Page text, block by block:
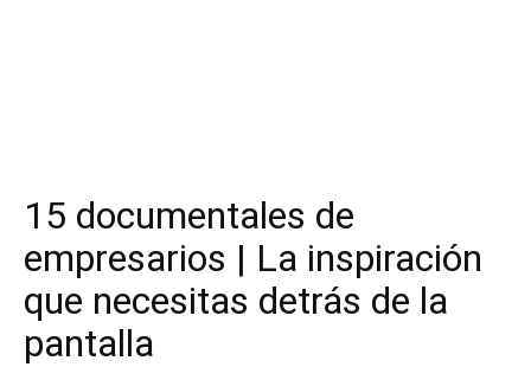
15 documentales de
empresarios | La inspiración
que necesitas detrás de la
pantalla